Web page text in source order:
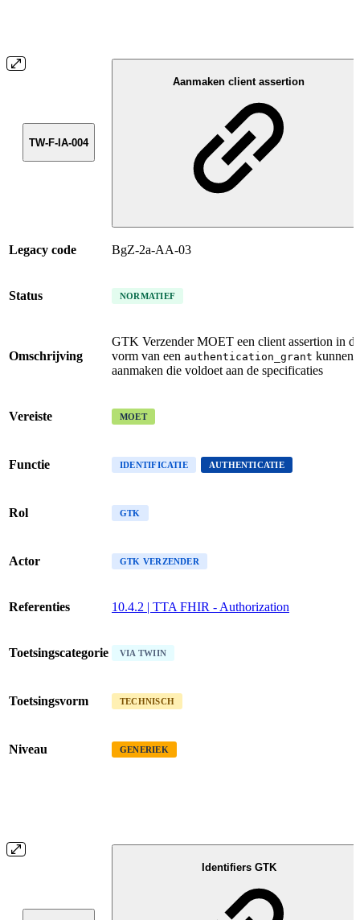
TW-F-IA-004
Aanmaken client assertion
Legacy code BgZ-2a-AA-03
Status NORMATIEF
Omschrijving
GTK Verzender MOET een client assertion in de
vorm van een authentication_grant kunnen
aanmaken die voldoet aan de specificaties
Vereiste MOET
Functie IDENTIFICATIE AUTHENTICATIE
Rol GTK
Actor GTK VERZENDER
Referenties 10.4.2 | TTA FHIR - Authorization
Toetsingscategorie VIA TWIIN
Toetsingsvorm TECHNISCH
Niveau GENERIEK
Identifiers GTK